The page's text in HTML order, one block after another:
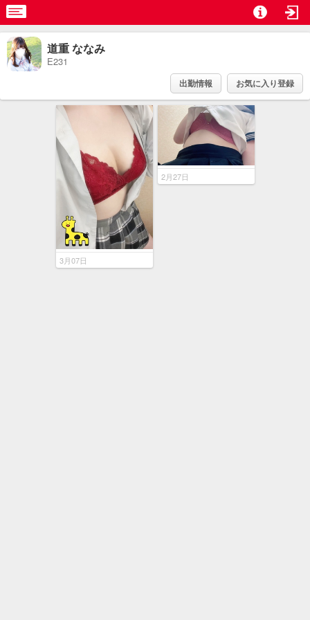
道重 ななみ
E231
お気に入り登録
出勤情報
3月07日
2月27日